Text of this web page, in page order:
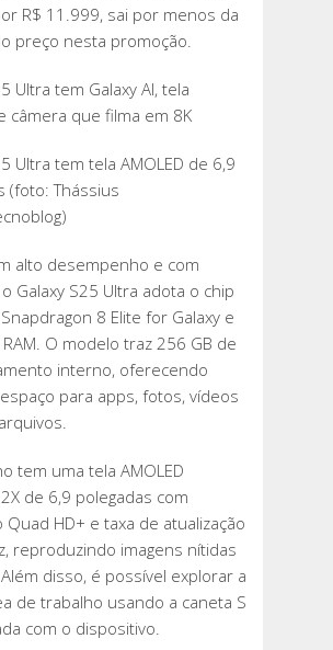
R$ 11.999, sai por menos da
preço nesta promoção.
Ultra tem Galaxy AI, tela
câmera que filma em 8K
Ultra tem tela AMOLED de 6,9
(foto: Thássius
alto desempenho e com
o Galaxy S25 Ultra adota o chip
8 Elite for Galaxy e
O modelo traz 256 GB de
interno, oferecendo
para apps, fotos, vídeos
tem uma tela AMOLED
de 6,9 polegadas com
Quad HD+ e taxa de atualização
reproduzindo imagens nítidas
disso, é possível explorar a
de trabalho usando a caneta S
com o dispositivo.